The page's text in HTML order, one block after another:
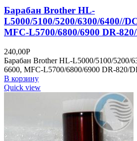
Барабан Brother HL-
L5000/5100/5200/6300/6400//
MFC-L5700/6800/6900 DR-
240,00Р
Барабан Brother HL-L5000/5100/5200/
6600, MFC-L5700/6800/6900 DR-820/
В корзину
Quick view